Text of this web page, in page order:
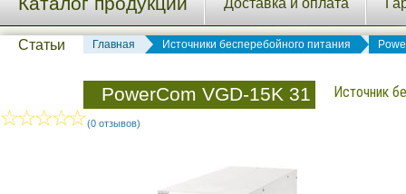
Доставка и оплата
Статьи Главная Источники бесперебойного питания
PowerCom VGD-15K 31 Источник
(0 отзывов)